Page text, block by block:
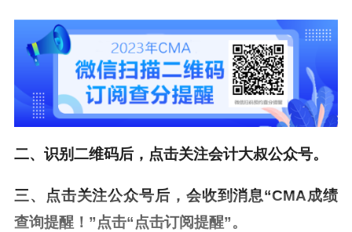
二、识别二维码后，点击关注会计大叔公众号。
三、点击关注公众号后，会收到消息“CMA成绩
查询提醒！”点击“点击订阅提醒”。